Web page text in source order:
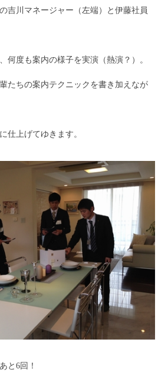
吉川マネージャー（左端）と伊藤社員
何度も案内の様子を実演（熱演？）。
たちの案内テクニックを書き加えなが
仕上げてゆきます。
と6回！